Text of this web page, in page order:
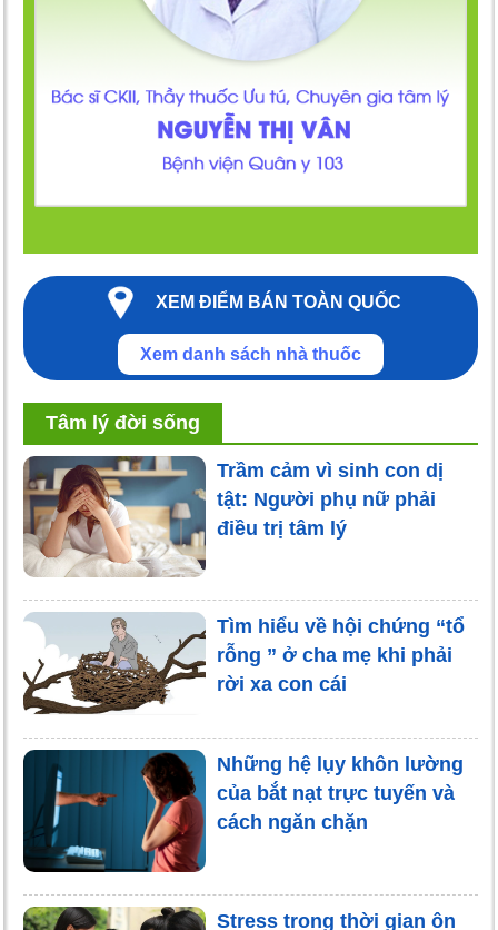
XEM ĐIỂM BÁN TOÀN QUỐC
Xem danh sách nhà thuốc
Tâm lý đời sống
Trầm cảm vì sinh con dị
tật: Người phụ nữ phải
điều trị tâm lý
Tìm hiểu về hội chứng “tổ
rỗng ” ở cha mẹ khi phải
rời xa con cái
Những hệ lụy khôn lường
của bắt nạt trực tuyến và
cách ngăn chặn
Stress trong thời gian ôn